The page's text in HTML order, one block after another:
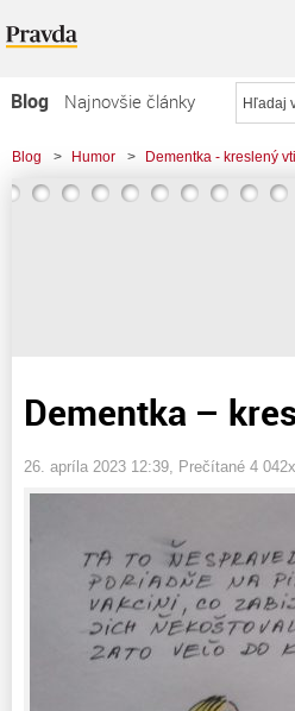
Blog
Najnovšie články
Najčítanejšie články
Najkomentovanejšie články
Blog > Humor > Dementka - kreslený
Dementka –
26. apríla 2023 12:39 , Prečítané 4